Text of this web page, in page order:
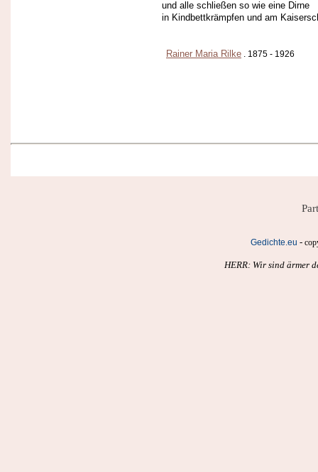
und alle schließen so wie eine Dirne
in Kindbettkrämpfen und am
Rainer Maria Rilke . 1875 - 1926
Gedichte.eu -
HERR: Wir sind ärmer